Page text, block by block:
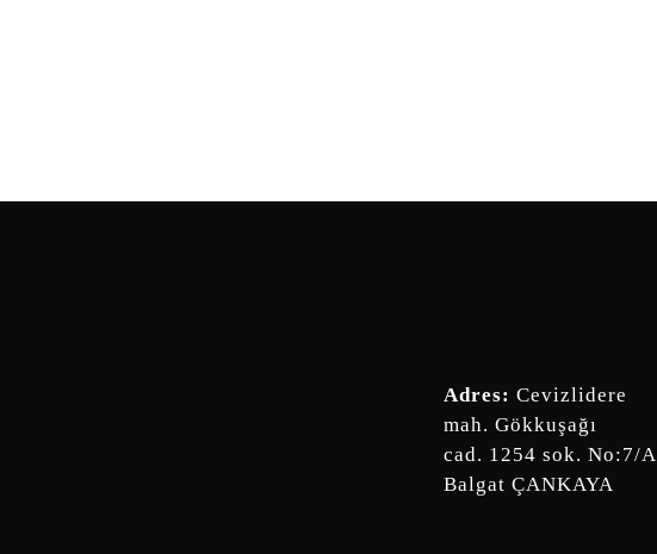
Adres: Cevizlidere
mah. Gökkuşağı
cad. 1254 sok. No:7/A
Balgat ÇANKAYA